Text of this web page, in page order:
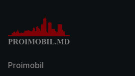
Proimobil